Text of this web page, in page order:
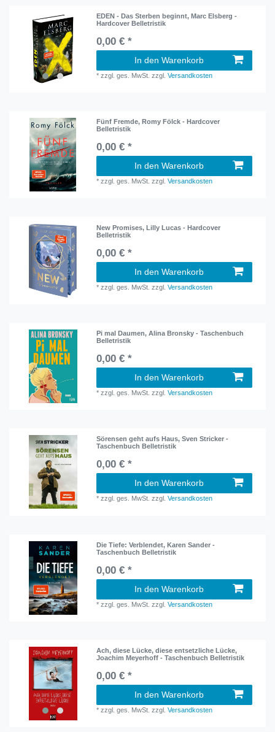
EDEN - Das Sterben beginnt, Marc Elsberg -
Hardcover Belletristik
0,00 € *
In den Warenkorb
*zzgl. ges. MwSt. zzgl.Versandkosten
Fünf Fremde, Romy Fölck - Hardcover
Belletristik
0,00 € *
In den Warenkorb
*zzgl. ges. MwSt. zzgl.Versandkosten
New Promises, Lilly Lucas - Hardcover
Belletristik
0,00 € *
In den Warenkorb
*zzgl. ges. MwSt. zzgl.Versandkosten
Pi mal Daumen, Alina Bronsky - Taschenbuch
Belletristik
0,00 € *
In den Warenkorb
*zzgl. ges. MwSt. zzgl.Versandkosten
Sörensen geht aufs Haus, Sven Stricker -
Taschenbuch Belletristik
0,00 € *
In den Warenkorb
*zzgl. ges. MwSt. zzgl.Versandkosten
Die Tiefe: Verblendet, Karen Sander -
Taschenbuch Belletristik
0,00 € *
In den Warenkorb
*zzgl. ges. MwSt. zzgl.Versandkosten
Ach, diese Lücke, diese entsetzliche Lücke,
Joachim Meyerhoff - Taschenbuch Belletristik
0,00 € *
In den Warenkorb
*zzgl. ges. MwSt. zzgl.Versandkosten